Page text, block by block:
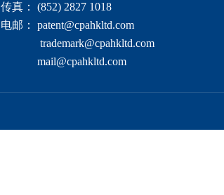
传真： (852) 2827 1018
电邮： patent@cpahkltd.com
trademark@cpahkltd.com
mail@cpahkltd.com